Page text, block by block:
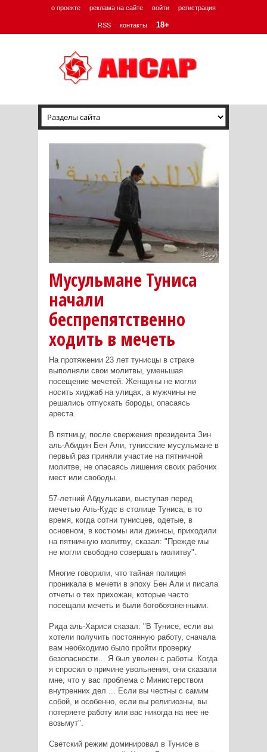
о проекте реклама на сайте войти регистрация
RSS контакты 18+
Мусульмане Туниса
начали
беспрепятственно
ходить в мечеть
На протяжении 23 лет тунисцы в страхе
выполняли свои молитвы, уменьшая
посещение мечетей. Женщины не могли
носить хиджаб на улицах, а мужчины не
решались отпускать бороды, опасаясь
ареста.
В пятницу, после свержения президента Зин
аль-Абидин Бен Али, тунисские мусульмане в
первый раз приняли участие на пятничной
молитве, не опасаясь лишения своих рабочих
мест или свободы.
57-летний Абдулькави, выступая перед
мечетью Аль-Кудс в столице Туниса, в то
время, когда сотни тунисцев, одетые, в
основном, в костюмы или джинсы, приходили
на пятничную молитву, сказал: "Прежде мы
не могли свободно совершать молитву".
Многие говорили, что тайная полиция
проникала в мечети в эпоху Бен Али и писала
отчеты о тех прихожан, которые часто
посещали мечеть и были богобоязненными.
Рида аль-Хариси сказал: "В Тунисе, если вы
хотели получить постоянную работу, сначала
вам необходимо было пройти проверку
безопасности… Я был уволен с работы. Когда
я спросил о причине увольнения, они сказали
мне, что у вас проблема с Министерством
внутренних дел ... Если вы честны с самим
собой, и особенно, если вы религиозны, вы
потеряете работу или вас никогда на нее не
возьмут".
Светский режим доминировал в Тунисе в